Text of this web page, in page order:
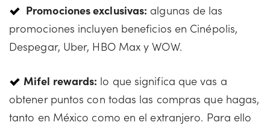
Promociones exclusivas: algunas de las
promociones incluyen beneficios en Cinépolis,
Despegar, Uber, HBO Max y WOW.
Mifel rewards: lo que significa que vas a
obtener puntos con todas las compras que hagas,
tanto en México como en el extranjero. Para ello